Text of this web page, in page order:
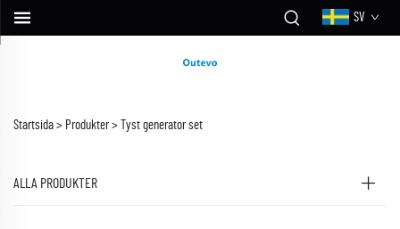
SV
Startsida > Produkter > Tyst generator set
ALLA PRODUKTER